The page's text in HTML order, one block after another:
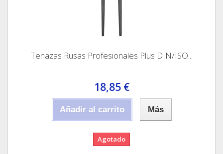
Tenazas Rusas Profesionales Plus DIN/ISO...
18,85 €
Añadir al carrito Más
Agotado